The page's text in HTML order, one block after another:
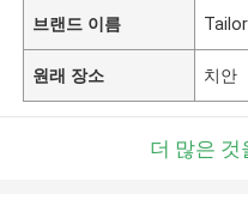
브랜드 이름
원래 장소 치안
더 많은 것